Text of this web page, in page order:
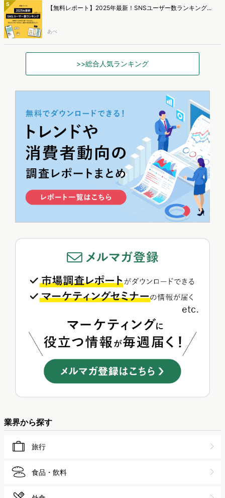
5 【無料レポート】2025年最新！SNSユーザー数ランキング...
あべ
>>総合人気ランキング
業界から探す
旅行
食品・飲料